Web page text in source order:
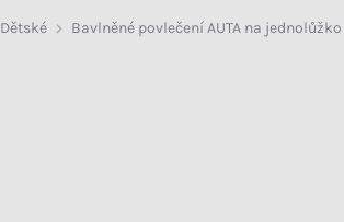
Dětské Bavlněné povlečení AUTA na jednolůžko